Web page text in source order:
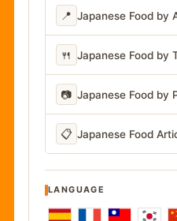
📍 Japanese Food by
🍴 Japanese Food by
📷 Japanese Food by
📋 Japanese Food
LANGUAGE